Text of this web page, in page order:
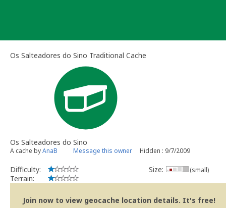
Os Salteadores do Sino Traditional Cache
Os Salteadores do Sino
A cache byAnaB Message this owner Hidden : 9/7/2009
Difficulty:
Terrain:
Size: (small)
Join now to view geocache location details. It's free!